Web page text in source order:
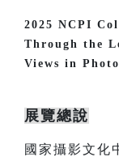
2025 NCPI
Through the
Views in
展覽總說
國家攝影文化